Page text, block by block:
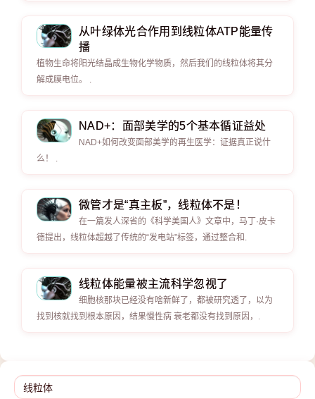
从叶绿体光合作用到线粒体ATP能量传
播
植物生命将阳光结晶成生物化学物质，然后我们的线粒体将其分
解成膜电位。 .
NAD+：面部美学的5个基本循证益处
NAD+如何改变面部美学的再生医学：证据真正说什
么！ .
微管才是“真主板”，线粒体不是！
在一篇发人深省的《科学美国人》文章中，马丁·皮卡
德提出，线粒体超越了传统的“发电站”标签，通过整合和.
线粒体能量被主流科学忽视了
细胞核那块已经没有啥新鲜了，都被研究透了，以为
找到核就找到根本原因，结果慢性病 衰老都没有找到原因，.